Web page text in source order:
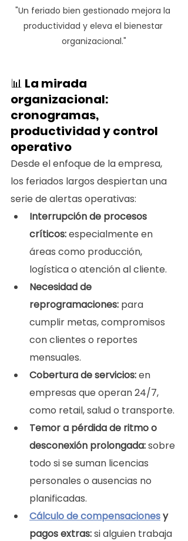
"Un feriado bien gestionado mejora la
productividad y eleva el bienestar
organizacional."
📊 La mirada
organizacional:
cronogramas,
productividad y control
operativo
Desde el enfoque de la empresa,
los feriados largos despiertan una
serie de alertas operativas:
Interrupción de procesos
críticos: especialmente en
áreas como producción,
logística o atención al cliente.
Necesidad de
reprogramaciones: para
cumplir metas, compromisos
con clientes o reportes
mensuales.
Cobertura de servicios: en
empresas que operan 24/7,
como retail, salud o transporte.
Temor a pérdida de ritmo o
desconexión prolongada: sobre
todo si se suman licencias
personales o ausencias no
planificadas.
Cálculo de compensaciones y
pagos extras: si alguien trabaja